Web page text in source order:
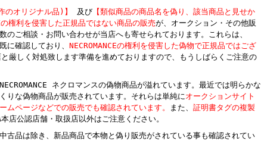
作のオリジナル品)】 及び 【類似商品の商品名を偽り、該当商品と見せか
の権利を侵害した正規品ではない商品の販売が、オークション・その他販
のご相談・お問い合わせが当店へも寄せられております。これらは、
に確認しており、 NECROMANCEの権利を侵害した偽物で正規品ではござ
厳しく対処致します準備を進めておりますので、もうしばらくご注意の
ネクロマンスの偽物商品が溢れています。最近では明らかな
りな偽物商品が販売されています。それらは単純にオークションサイト
ムページなどでの販売でも確認されています。
また、 証明書タグの複製
店公認店舗・取扱店以外はご注意ください。
古品は除き、新品商品で本物と偽り販売がされている事も確認されてい